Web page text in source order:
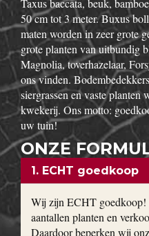
Taxus baccata, beuk,
50 cm tot 3 meter. Buxus
maten worden in zeer grote
grote planten van uitbundig
Magnolia, toverhazelaar,
ons vinden.
siergrassen en vaste planten
kwekerij. Ons motto:
uw tuin!
ONZE
1. ECHT goedkoop
Wij zijn ECHT goedkoop!
aantallen planten en
Daardoor beperken wij